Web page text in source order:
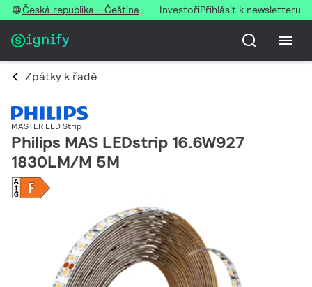
Česká republika - Čeština InvestořiPřihlásit k newsletteru
Zpátky k řadě
MASTER LED Strip
Philips MAS LEDstrip 16.6W927
1830LM/M 5M